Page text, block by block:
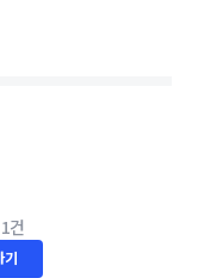
1건
기